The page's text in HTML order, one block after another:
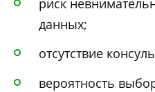
данных;
отсутствие
вероятность